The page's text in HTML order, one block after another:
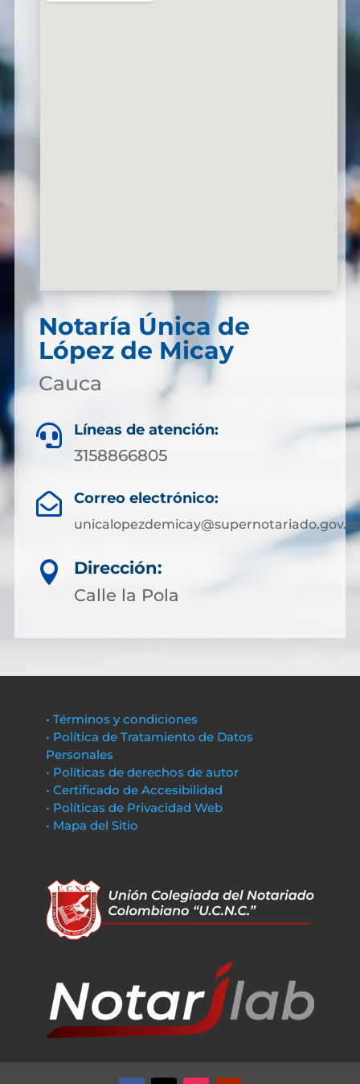
Notaría Única de
López de Micay
Cauca
 Líneas de atención:
3158866805
 Correo electrónico:

Dirección:
Calle la Pola
• Términos y condiciones
• Política de Tratamiento de Datos
Personales
• Políticas de derechos de autor
• Certificado de Accesibilidad
• Políticas de Privacidad Web
• Mapa del Sitio